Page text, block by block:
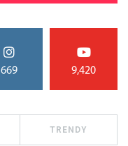
669 9,420
TRENDY